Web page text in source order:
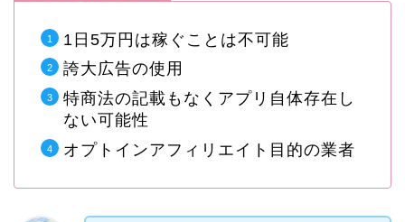
1日5万円は稼ぐことは不可能
誇大広告の使用
特商法の記載もなくアプリ自体存在し
ない可能性
オプトインアフィリエイト目的の業者